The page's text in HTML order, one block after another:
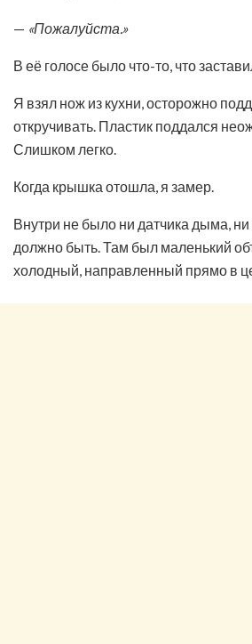
— «Пожалуйста.»
В её голосе было что-то, что
Я взял нож из кухни, осторожно
откручивать. Пластик поддался
Слишком легко.
Когда крышка отошла, я замер.
Внутри не было ни датчика дыма, ни
должно быть. Там был маленький
холодный, направленный прямо в